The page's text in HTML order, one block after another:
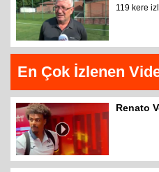
119 kere
En Çok İzlenen
Renato